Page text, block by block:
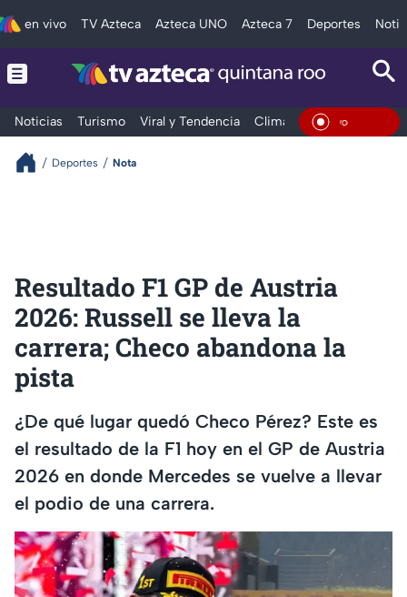
en vivo TV Azteca Azteca UNO Azteca 7 Deportes
Noticias Turismo Viral y Tendencia Clima Tráfico En
Deportes Nota
Resultado F1 GP de Austria
2026: Russell se lleva la
carrera; Checo abandona la
pista
¿De qué lugar quedó Checo Pérez? Este es
el resultado de la F1 hoy en el GP de Austria
2026 en donde Mercedes se vuelve a llevar
el podio de una carrera.